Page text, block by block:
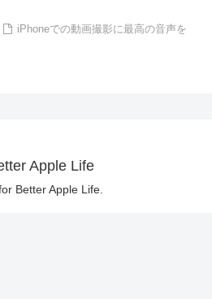
iPhoneでの動画撮影に最高の音声を
Apple Life
Better Apple Life.